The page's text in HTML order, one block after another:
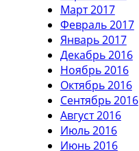
Март 2017
Февраль 2017
Январь 2017
Декабрь 2016
Ноябрь 2016
Октябрь 2016
Сентябрь 2016
Август 2016
Июль 2016
Июнь 2016